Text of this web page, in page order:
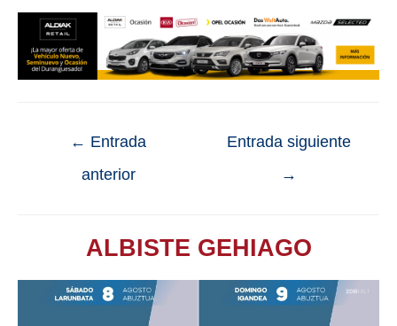
← Entrada
anterior
Entrada siguiente
→
ALBISTE GEHIAGO